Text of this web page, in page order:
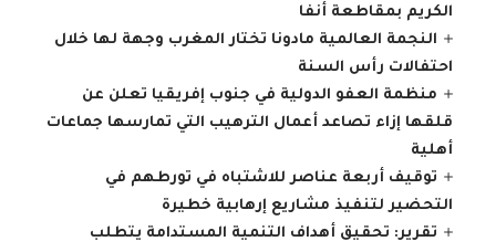
الكريم بمقاطعة أنفا
النجمة العالمية مادونا تختار المغرب وجهة لها خلال
احتفالات رأس السنة
منظمة العفو الدولية في جنوب إفريقيا تعلن عن
قلقها إزاء تصاعد أعمال الترهيب التي تمارسها جماعات
أهلية
توقيف أربعة عناصر للاشتباه في تورطهم في
التحضير لتنفيذ مشاريع إرهابية خطيرة
تقرير: تحقيق أهداف التنمية المستدامة يتطلب